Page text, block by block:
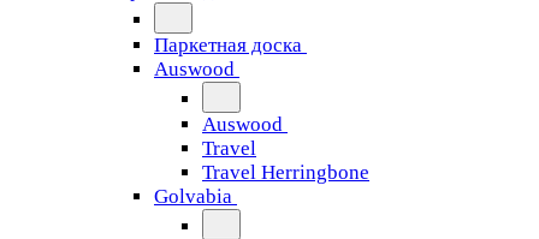
Паркетная доска
Auswood
Auswood
Travel
Travel Herringbone
Golvabia